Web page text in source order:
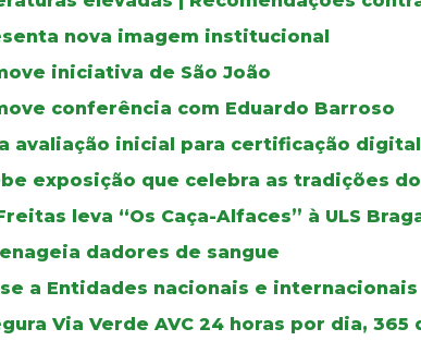
nova imagem institucional
iniciativa de São João
conferência com Eduardo Barroso
avaliação inicial para certificação digital
exposição que celebra as tradições
leva “Os Caça-Alfaces” à ULS
dadores de sangue
se a Entidades nacionais e internacionais
Via Verde AVC 24 horas por dia, 365